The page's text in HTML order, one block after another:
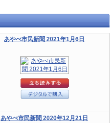
あやべ市民新聞 2021年1月6日
あやべ市民新聞 2020年12月21日